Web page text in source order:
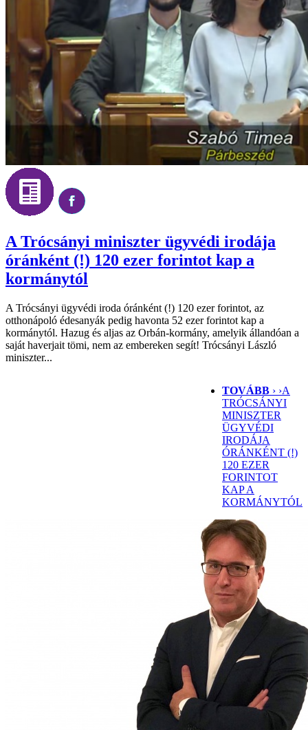
A Trócsányi miniszter ügyvédi irodája
óránként (!) 120 ezer forintot kap a
kormánytól
A Trócsányi ügyvédi iroda óránként (!) 120 ezer forintot, az
otthonápoló édesanyák pedig havonta 52 ezer forintot kap a
kormánytól. Hazug és aljas az Orbán-kormány, amelyik állandóan a
saját haverjait tömi, nem az embereken segít! Trócsányi László
miniszter...
TOVÁBB › ›A
TRÓCSÁNYI
MINISZTER
ÜGYVÉDI
IRODÁJA
ÓRÁNKÉNT (!)
120 EZER
FORINTOT
KAP A
KORMÁNYTÓL